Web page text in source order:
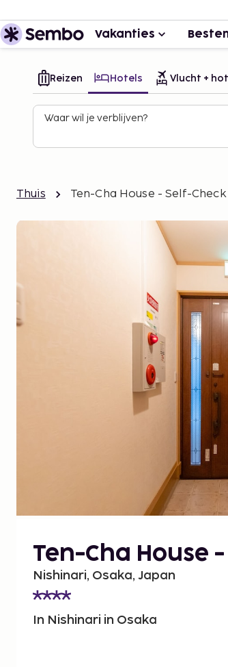
Vakanties
Reizen Hotels Vlucht +
Waar wil je verblijven?
Thuis Ten-Cha House - Self-
Ten-Cha House
Nishinari, Osaka, Japan
In Nishinari in Osaka